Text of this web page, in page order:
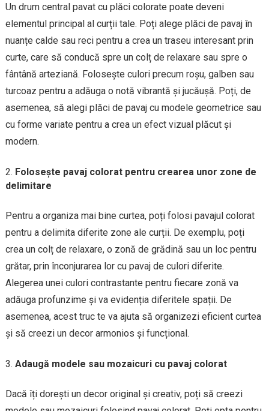
Un drum central pavat cu plăci colorate poate deveni
elementul principal al curții tale. Poți alege plăci de pavaj în
nuanțe calde sau reci pentru a crea un traseu interesant prin
curte, care să conducă spre un colț de relaxare sau spre o
fântână arteziană. Folosește culori precum roșu, galben sau
turcoaz pentru a adăuga o notă vibrantă și jucăușă. Poți, de
asemenea, să alegi plăci de pavaj cu modele geometrice sau
cu forme variate pentru a crea un efect vizual plăcut și
modern.
Folosește pavaj colorat pentru crearea unor zone de
delimitare
Pentru a organiza mai bine curtea, poți folosi pavajul colorat
pentru a delimita diferite zone ale curții. De exemplu, poți
crea un colț de relaxare, o zonă de grădină sau un loc pentru
grătar, prin înconjurarea lor cu pavaj de culori diferite.
Alegerea unei culori contrastante pentru fiecare zonă va
adăuga profunzime și va evidenția diferitele spații. De
asemenea, acest truc te va ajuta să organizezi eficient curtea
și să creezi un decor armonios și funcțional.
Adaugă modele sau mozaicuri cu pavaj colorat
Dacă îți dorești un decor original și creativ, poți să creezi